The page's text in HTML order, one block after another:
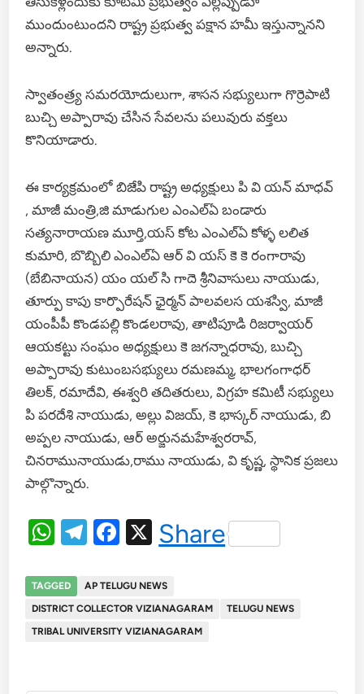
ముందుంటుందని రాష్ట్ర ప్రభుత్వ పక్షాన హమీ ఇస్తున్నానని
అన్నారు.
స్వాతంత్ర్య సమరయోదులుగా, శాసన సభ్యులుగా గొర్రెపాటి
బుచ్చి అప్పారావు చేసిన సేవలను పలువురు వక్తలు
కొనియాడారు.
ఈ కార్యక్రమంలో బిజేపి రాష్ట్ర అధ్యక్షులు పి వి యన్ మాధవ్
, మాజీ మంత్రి,జి మాడుగుల ఎంఎల్ఏ బండారు
సత్యనారాయణ మూర్తి,యస్ కోట ఎంఎల్ఏ కోళ్ళ లలిత
కుమారి, బొబ్బిలి ఎంఎల్ఏ ఆర్ వి యస్ కె కె రంగారావు
(బేబినాయన) యం యల్ సి గాదె శ్రీనివాసులు నాయుడు,
తూర్పు కాపు కార్పొరేషన్ ఛైర్మన్ పాలవలస యశస్వి, మాజీ
యంపీపీ కొండపల్లి కొండలరావు, తాటిపూడి రిజర్వాయర్
ఆయకట్టు సంఘం అధ్యక్షులు కె జగన్నాధరావు, బుచ్చి
అప్పారావు కుటుంబసభ్యులు రమణమ్మ, భాలగంగాధర్
తిలక్, రమాదేవి, ఈశ్వరి తదితరులు, విగ్రహ కమిటీ సభ్యులు
పి పరదేశి నాయుడు, అల్లు విజయ్, కె భాస్కర్ నాయుడు, బి
అప్పల నాయుడు, ఆర్ అర్జునమహేశ్వరరావ్,
చినరామునాయుడు,రాము నాయుడు, వి కృష్ణ, స్థానిక ప్రజలు
పాల్గొన్నారు.
WhatsApp
Telegram
Facebook
X
Share
TAGGED
AP TELUGU NEWS
DISTRICT COLLECTOR VIZIANAGARAM
TELUGU NEWS
TRIBAL UNIVERSITY VIZIANAGARAM